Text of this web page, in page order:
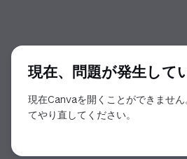
現在、問題が発生して
現在Canvaを開くことができませ
てやり直してください。